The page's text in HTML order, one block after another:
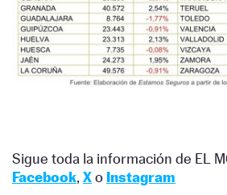
Sigue toda la información de EL
Facebook, Xo Instagram